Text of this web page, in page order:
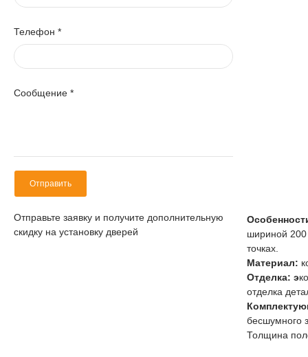
Телефон *
Сообщение *
Отправить
Отправьте заявку и получите дополнительную
скидку на установку дверей
шириной 200
точках.
Материал:
Отделка: э
отделка
бесшумного
Толщина